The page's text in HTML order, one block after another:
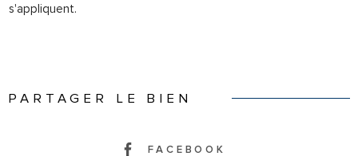
s'appliquent.
PARTAGER LE BIEN
FACEBOOK